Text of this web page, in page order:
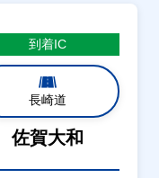
到着IC
長崎道
佐賀大和